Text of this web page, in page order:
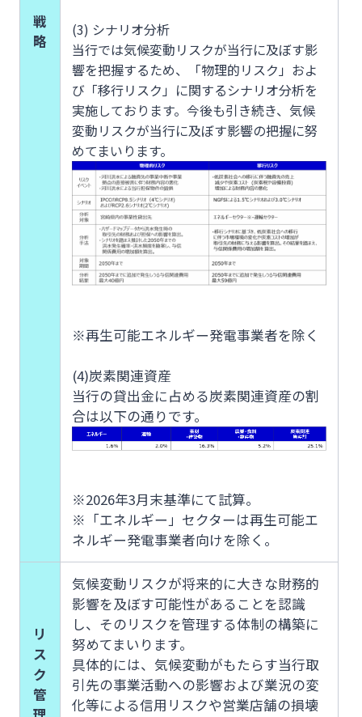
戦
略
(3) シナリオ分析
当行では気候変動リスクが当行に及ぼす影
響を把握するため、「物理的リスク」およ
び「移行リスク」に関するシナリオ分析を
実施しております。今後も引き続き、気候
変動リスクが当行に及ぼす影響の把握に努
めてまいります。
※再生可能エネルギー発電事業者を除く
(4)炭素関連資産
当行の貸出金に占める炭素関連資産の割
合は以下の通りです。
※2026年3月末基準にて試算。
※「エネルギー」セクターは再生可能エ
ネルギー発電事業者向けを除く。
リ
ス
ク
管
気候変動リスクが将来的に大きな財務的
影響を及ぼす可能性があることを認識
し、そのリスクを管理する体制の構築に
努めてまいります。
具体的には、気候変動がもたらす当行取
引先の事業活動への影響および業況の変
化等による信用リスクや営業店舗の損壊